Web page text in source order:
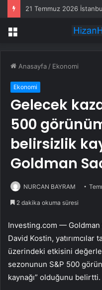
Menü
Anasayfa / Ekonomi
Ekonomi
Gelecek
500
belirsizlik
Goldman
NURCAN BAYRAM
2 dakika okuma süresi
Investing.com — Goldman
David Kostin,
üzerindeki etkisini
sezonunun S&P 500
kaynağı” olduğunu belirtti.